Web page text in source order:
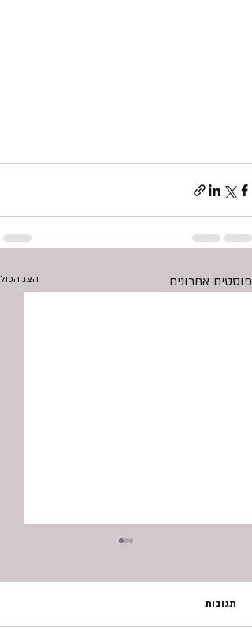
פוסטים אחרונים הצג הכול
תגובות